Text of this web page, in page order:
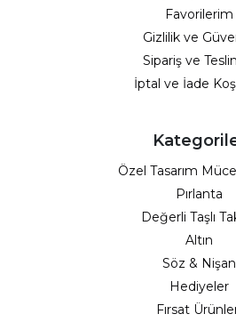
Favorilerim
Gizlilik ve
Sipariş ve
İptal ve İade
Özel Tasarım
Pırlanta
Değerli Taşlı
Altın
Söz & Nişan
Hediyeler
Fırsat